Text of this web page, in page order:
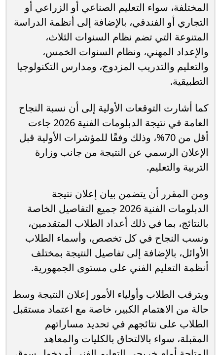
المختلفة، سواء التعليم الصناعي أو الزراعي أو
التجاري أو الفندقي، بالإضافة إلى أنظمة الدراسة
المتنوعة التي تضم نظام السنوات الثلاث،
والإعداد المهني، ونظام السنوات الخمس،
والتعليم والتدريب المزدوج، ومدارس التكنولوجيا
التطبيقية.
كما أشارت التوقعات الأولية إلى أن نسبة النجاح
العامة في نتيجة الدبلومات الفنية 2026 جاءت
أقل من 70%، وذلك وفقًا للمؤشرات الأولية قبل
الإعلان الرسمي عن النتيجة من جانب وزارة
التربية والتعليم.
ومن المقرر أن يتضمن بيان إعلان نتيجة
الدبلومات الفنية 2026 جميع التفاصيل الخاصة
بالنتائج، بما في ذلك أعداد الطلاب المتقدمين،
ونسب النجاح في كل تخصص، وأسماء الطلاب
الأوائل، بالإضافة إلى تفاصيل النتيجة بمختلف
أنظمة التعليم الفني على مستوى الجمهورية.
ويترقب الطلاب وأولياء الأمور إعلان النتيجة وسط
حالة من الاهتمام الكبير، خاصة مع اعتماد مستقبل
الطلاب على نتائجهم في تحديد مساراتهم
المقبلة، سواء بالالتحاق بالكليات والمعاهد